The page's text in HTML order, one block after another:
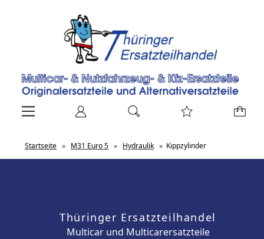
Startseite » M31 Euro 5 » Hydraulik » Kippzylinder
Thüringer Ersatzteilhandel
Multicar und Multicarersatzteile